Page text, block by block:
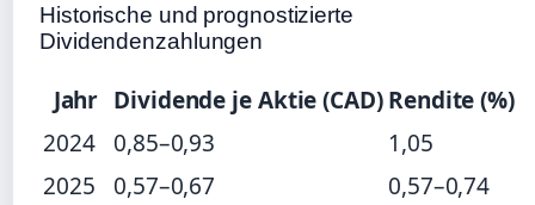
Historische und prognostizierte
Dividendenzahlungen
Jahr Dividende je Aktie (CAD) Rendite (%)
2024
0,85–0,93
1,05
2025
0,57–0,67
0,57–0,74